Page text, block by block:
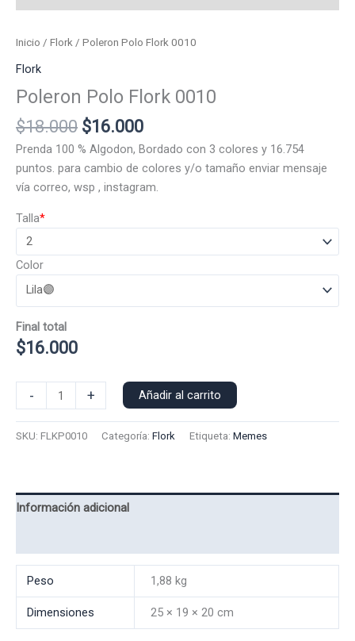
Inicio / Flork / Poleron Polo Flork 0010
Flork
Poleron Polo Flork 0010
$18.000 El
precio
original
era:
$16.000El
precio
actual
es:
Prenda 100 % Algodon, Bordado con 3 colores y 16.754
puntos. para cambio de colores y/o tamaño enviar mensaje
vía correo, wsp , instagram.
*
Talla
Color
Final total
$16.000
-
Polo
+ Añadir al carrito
SKU: FLKP0010 Categoría: Flork Etiqueta: Memes
Información adicional
Peso 1,88 kg
Dimensiones 25 × 19 × 20 cm